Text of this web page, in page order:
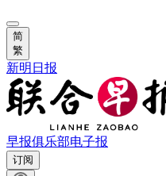
简
繁
新明日报
早报俱乐部电子报
订阅